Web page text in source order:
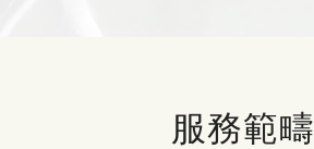
服務範疇